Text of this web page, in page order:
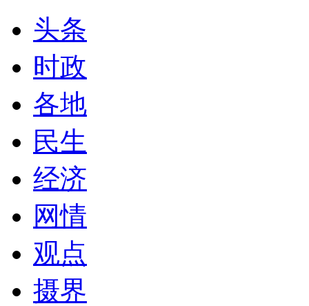
头条
时政
各地
民生
经济
网情
观点
摄界